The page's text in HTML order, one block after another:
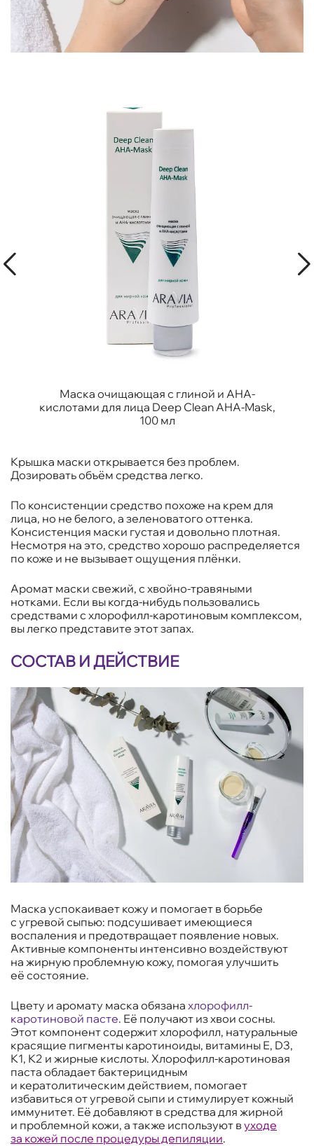
Маска очищающая с глиной и AHA-
кислотами для лица Deep Clean AHA-Mask,
100 мл
Крышка маски открывается без проблем.
Дозировать объём средства легко.
По консистенции средство похоже на крем для
лица, но не белого, а зеленоватого оттенка.
Консистенция маски густая и довольно плотная.
Несмотря на это, средство хорошо распределяется
по коже и не вызывает ощущения плёнки.
Аромат маски свежий, с хвойно-травяными
нотками. Если вы когда-нибудь пользовались
средствами с хлорофилл-каротиновым комплексом,
вы легко представите этот запах.
СОСТАВ И ДЕЙСТВИЕ
Маска успокаивает кожу и помогает в борьбе
с угревой сыпью: подсушивает имеющиеся
воспаления и предотвращает появление новых.
Активные компоненты интенсивно воздействуют
на жирную проблемную кожу, помогая улучшить
её состояние.
Цвету и аромату маска обязана хлорофилл-
каротиновой пасте. Её получают из хвои сосны.
Этот компонент содержит хлорофилл, натуральные
красящие пигменты каротиноиды, витамины Е, D3,
К1, К2 и жирные кислоты. Хлорофилл-каротиновая
паста обладает бактерицидным
и кератолитическим действием, помогает
избавиться от угревой сыпи и стимулирует кожный
иммунитет. Её добавляют в средства для жирной
и проблемной кожи, а также используют вуходе
за кожей после процедуры депиляции.